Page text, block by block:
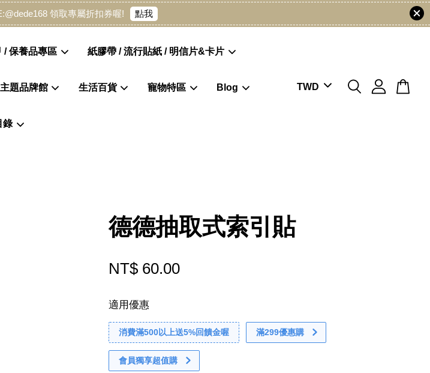
領取專屬折扣券喔! 點我
/ 保養品專區 紙膠帶 / 流行貼紙 / 明信片&卡片
主題品牌館 生活百貨 寵物特區 Blog
錄
德德抽取式索引貼
NT$ 60.00
適用優惠
消費滿500以上送5%回饋金喔 滿299優惠購
會員獨享超值購